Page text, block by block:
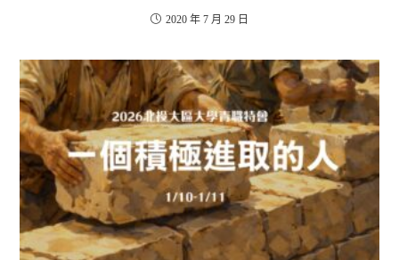
2020 年 7 月 29 日